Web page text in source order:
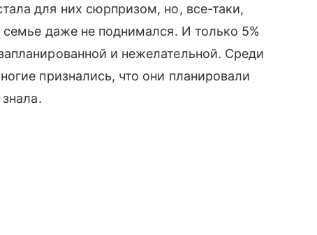
для них сюрпризом, но, все-таки,
даже не поднимался. И только 5%
и нежелательной. Среди
признались, что они планировали